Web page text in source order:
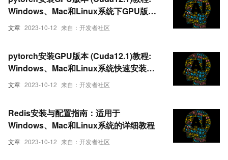
文章 2023-10-12 来自：开发者社区
Windows、Mac和Linux系统下GPU版
PyTorch（CUDA 12.1）快速安装
文章 2023-10-12 来自：开发者社区
pytorch安装GPU版本 (Cuda12.1)教程:
Windows、Mac和Linux系统快速安装指
南
文章 2023-10-12 来自：开发者社区
Redis安装与配置指南：适用于
Windows、Mac和Linux系统的详细教程